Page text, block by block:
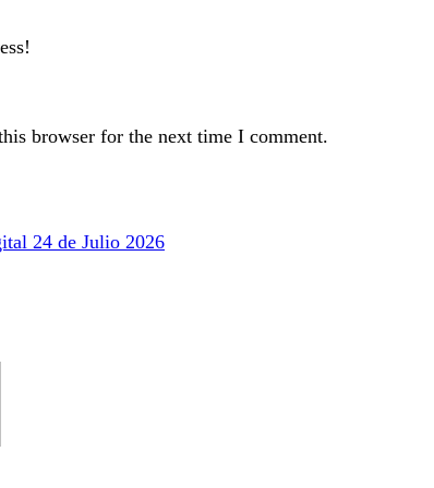
browser for the next time I comment.